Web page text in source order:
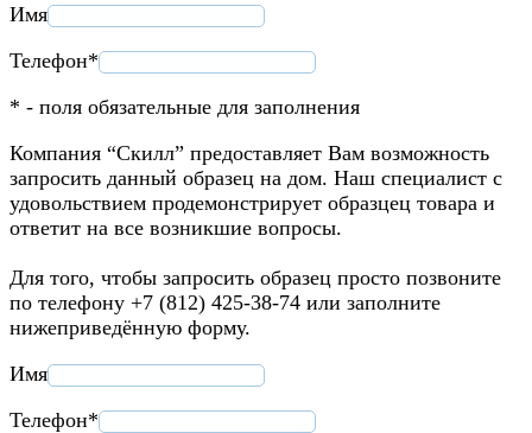
Имя
Телефон*
* - поля обязательные для заполнения
Компания “Скилл” предоставляет Вам возможность
запросить данный образец на дом. Наш специалист с
удовольствием продемонстрирует образцец товара и
ответит на все возникшие вопросы.
Для того, чтобы запросить образец просто позвоните
по телефону +7 (812) 425-38-74 или заполните
нижеприведённую форму.
Имя
Телефон*